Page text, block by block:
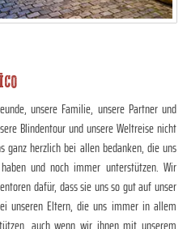
unsere Familie, unsere Partner und
Blindentour und unsere Weltreise nicht
ganz herzlich bei allen bedanken, die uns
und noch immer unterstützen. Wir
dafür, dass sie uns so gut auf unser
unseren Eltern, die uns immer in allem